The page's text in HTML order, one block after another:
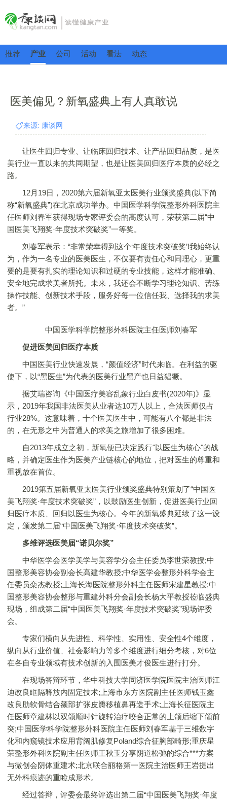
推荐 产业 公司 活动 看法 动态
医美偏见？新氧盛典上有人真敢说
来源: 康谈网
让医生回归专业、让临床回归技术、让产品回归品质，是医
美行业一直以来的共同期望，也是让医美回归医疗本质的必经之
路。
12月19日，2020第六届新氧亚太医美行业颁奖盛典(以下简
称“新氧盛典”)在北京成功举办。中国医学科学院整形外科医院主
任医师刘春军获得现场专家评委会的高度认可，荣获第二届“中
国医美飞翔奖·年度技术突破奖”一等奖。
刘春军表示：“非常荣幸得到这个‘年度技术突破奖’!我始终认
为，作为一名专业的医美医生，不仅要有责任心和同理心，更重
要的是要有扎实的理论知识和过硬的专业技能，这样才能准确、
安全地完成求美者所托。未来，我还会不断学习理论知识、苦练
操作技能、创新技术手段，服务好每一位信任我、选择我的求美
者。”
中国医学科学院整形外科医院主任医师刘春军
促进医美回归医疗本质
中国医美行业快速发展，“颜值经济”时代来临。在利益的驱
使下，以“黑医生”为代表的医美行业黑产也日益猖獗。
据艾瑞咨询《中国医疗美容乱象行业白皮书(2020年)》显
示，2019年我国非法医美从业者达10万人以上，合法医师仅占
行业28%。这意味着，十个医美医生中，可能有八个都是非法
的，在无形之中为普通人的求美之旅增加了很多困难。
自2013年成立之初，新氧便已决定践行"以医生为核心"的战
略，并确定医生作为医美产业链核心的地位，把对医生的尊重和
重视放在首位。
2019第五届新氧亚太医美行业颁奖盛典特别策划了“中国医
美飞翔奖·年度技术突破奖”，以鼓励医生创新，促进医美行业回
归医疗本质、回归以医生为核心。今年的新氧盛典延续了这一设
定，颁发第二届“中国医美飞翔奖·年度技术突破奖”。
多维评选医美届“诺贝尔奖”
中华医学会医学美学与美容学分会主任委员李世荣教授;中
国整形美容协会副会长高建华教授;中华医学会整形外科学会主
任委员栾杰教授;上海长海医院整形外科主任医师宋建星教授;中
国整形美容协会整形与重建外科分会副会长杨大平教授莅临盛典
现场，组成第二届“中国医美飞翔奖·年度技术突破奖”现场评委
会。
专家们横向从先进性、科学性、实用性、安全性4个维度，
纵向从行业价值、社会影响力等多个维度进行细分考核，对6位
在各自专业领域有技术创新的入围医美才俊医生进行打分。
在现场答辩环节，华中科技大学同济医学院医院主治医师江
迪改良眶隔释放内固定技术;上海市东方医院副主任医师钱玉鑫
改良肋软骨结合额部扩张皮瓣移植鼻再造手术;上海长征医院主
任医师章建林以双颌顺时针旋转治疗咬合正常的上颌后缩下颌前
突;中国医学科学院整形外科医院主任医师刘春军基于三维数字
化和内窥镜技术应用背阔肌修复Poland综合征胸部畸形;重庆星
荣整形外科医院副主任医师王秋玉分享阴道松弛的综合***方案
与微创会阴体重建术;北京联合丽格第一医院主治医师王岩提出
无外科痕迹的重睑成形术。
经过答辩，评委会最终评选出第二届“中国医美飞翔奖·年度